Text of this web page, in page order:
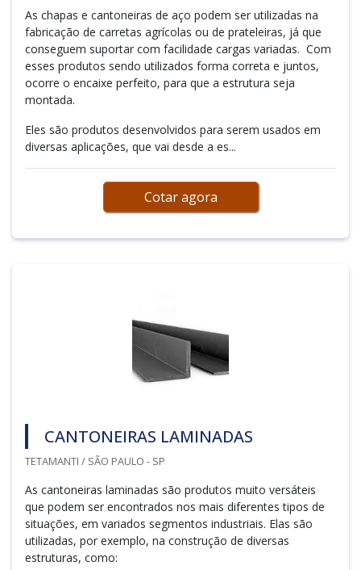
As chapas e cantoneiras de aço podem ser utilizadas na
fabricação de carretas agrícolas ou de prateleiras, já que
conseguem suportar com facilidade cargas variadas. Com
esses produtos sendo utilizados forma correta e juntos,
ocorre o encaixe perfeito, para que a estrutura seja
montada.
Eles são produtos desenvolvidos para serem usados em
diversas aplicações, que vai desde a es...
Cotar agora
CANTONEIRAS LAMINADAS
TETAMANTI / SÃO PAULO - SP
As cantoneiras laminadas são produtos muito versáteis
que podem ser encontrados nos mais diferentes tipos de
situações, em variados segmentos industriais. Elas são
utilizadas, por exemplo, na construção de diversas
estruturas, como: